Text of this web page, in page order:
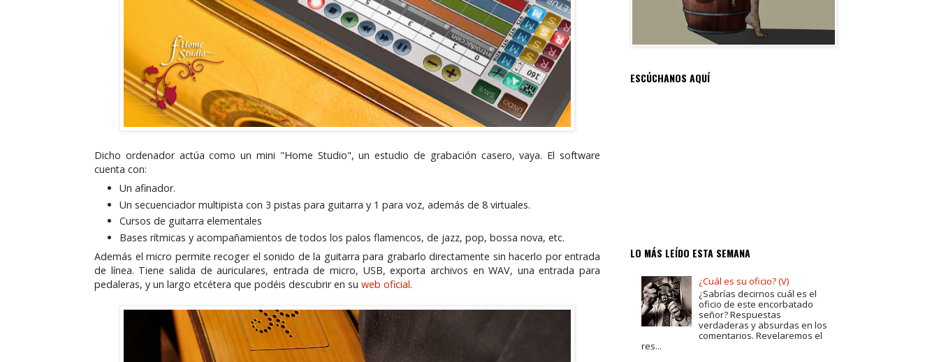
Dicho ordenador actúa como un mini "Home Studio", un estudio de grabación casero, vaya. El software
cuenta con:
Un afinador.
Un secuenciador multipista con 3 pistas para guitarra y 1 para voz, además de 8 virtuales.
Cursos de guitarra elementales
Bases rítmicas y acompañamientos de todos los palos flamencos, de jazz, pop, bossa nova, etc.
Además el micro permite recoger el sonido de la guitarra para grabarlo directamente sin hacerlo por entrada
de línea. Tiene salida de auriculares, entrada de micro, USB, exporta archivos en WAV, una entrada para
pedaleras, y un largo etcétera que podéis descubrir en su web oficial.
ESCÚCHANOS AQUÍ
LO MÁS LEÍDO ESTA SEMANA
¿Cuál es su oficio? (V)
¿Sabrías decirnos cuál es el
oficio de este encorbatado
señor? Respuestas
verdaderas y absurdas en los
comentarios. Revelaremos el
res...